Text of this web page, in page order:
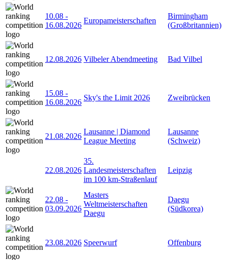
10.08 -
16.08.2026
Europameisterschaften
Birmingham
(Großbritannien)
12.08.2026 Vilbeler Abendmeeting Bad Vilbel
15.08 -
16.08.2026
Sky's the Limit 2026 Zweibrücken
21.08.2026
Lausanne | Diamond
League Meeting
Lausanne
(Schweiz)
22.08.2026
35.
Landesmeisterschaften
im 100 km-Straßenlauf
Leipzig
22.08 -
03.09.2026
Masters
Weltmeisterschaften
Daegu
Daegu
(Südkorea)
23.08.2026 Speerwurf Offenburg